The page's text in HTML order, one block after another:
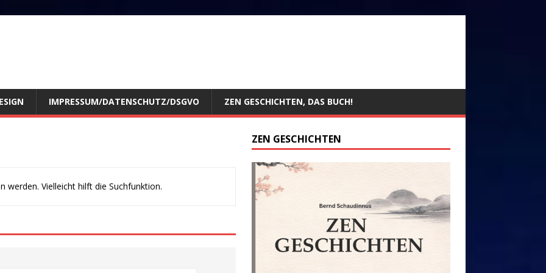
IMPRESSUM/DATENSCHUTZ/DSGVO ZEN GESCHICHTEN, DAS BUCH!
werden. Vielleicht hilft die Suchfunktion.
ZEN GESCHICHTEN